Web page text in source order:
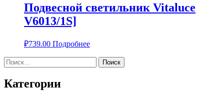
Подвесной светильник Vitaluce
V6013/1S]
₽739.00 Подробнее
Найти:
Категории